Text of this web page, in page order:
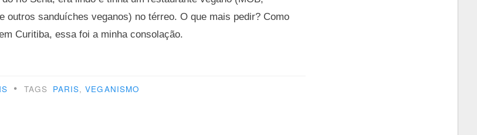
outros sanduíches veganos) no térreo. O que mais pedir? Como
Curitiba, essa foi a minha consolação.
• TAGS PARIS,VEGANISMO